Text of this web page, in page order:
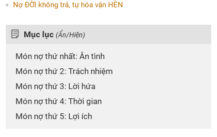
Nợ ĐỜI không trả, tự hóa vận HÈN
Mục lục (Ẩn/Hiện)
Món nợ thứ nhất: Ân tình
Món nợ thứ 2: Trách nhiệm
Món nợ thứ 3: Lời hứa
Món nợ thứ 4: Thời gian
Món nợ thứ 5: Lợi ích